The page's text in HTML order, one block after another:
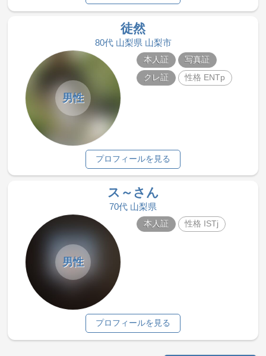
徒然
80代 山梨県 山梨市
男性
本人証
写真証
クレ証
性格 ENTp
プロフィールを見る
ス～さん
70代 山梨県
男性
本人証 性格 ISTj
プロフィールを見る